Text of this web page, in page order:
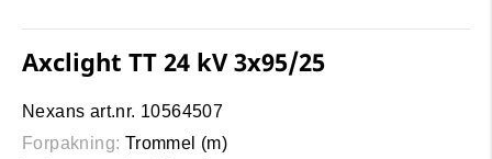
Axclight TT 24 kV 3x95/25
Nexans art.nr. 10564507
Forpakning: Trommel (m)